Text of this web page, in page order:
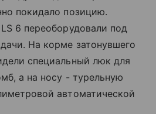
покидало позицию.
6 переоборудовали под
На корме затонувшего
специальный люк для
а на носу - турельную
автоматической